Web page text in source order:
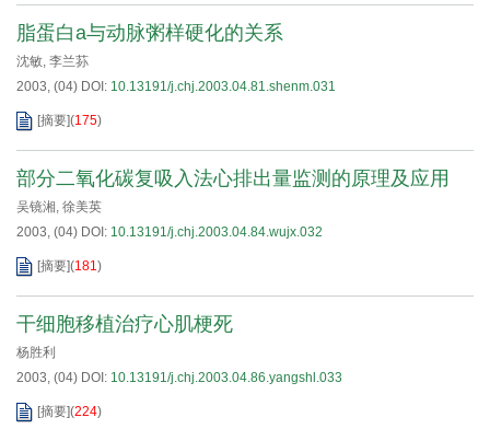
脂蛋白a与动脉粥样硬化的关系
沈敏, 李兰荪
2003, (04) DOI: 10.13191/j.chj.2003.04.81.shenm.031
[摘要](175)
部分二氧化碳复吸入法心排出量监测的原理及应用
吴镜湘, 徐美英
2003, (04) DOI: 10.13191/j.chj.2003.04.84.wujx.032
[摘要](181)
干细胞移植治疗心肌梗死
杨胜利
2003, (04) DOI: 10.13191/j.chj.2003.04.86.yangshl.033
[摘要](224)